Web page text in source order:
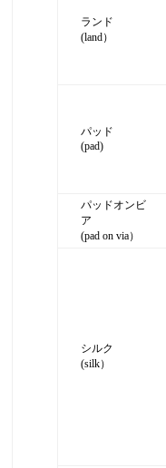
ランド
(land）
パッド
(pad)
パッドオンビ
ア
(pad on via）
シルク
(silk）